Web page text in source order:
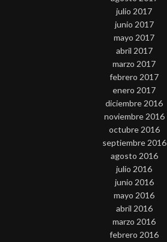
julio 2017
junio 2017
mayo 2017
abril 2017
marzo 2017
febrero 2017
enero 2017
diciembre 2016
noviembre 2016
octubre 2016
septiembre 2016
agosto 2016
julio 2016
junio 2016
mayo 2016
abril 2016
marzo 2016
febrero 2016